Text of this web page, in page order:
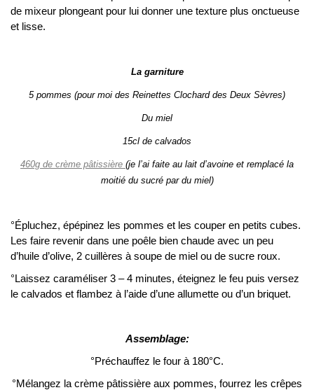
de mixeur plongeant pour lui donner une texture plus onctueuse
et lisse.
La garniture
5 pommes (pour moi des Reinettes Clochard des Deux Sèvres)
Du miel
15cl de calvados
460g de crème pâtissière (je l’ai faite au lait d’avoine et remplacé la
moitié du sucré par du miel)
°Épluchez, épépinez les pommes et les couper en petits cubes.
Les faire revenir dans une poêle bien chaude avec un peu
d’huile d’olive, 2 cuillères à soupe de miel ou de sucre roux.
°Laissez caraméliser 3 – 4 minutes, éteignez le feu puis versez
le calvados et flambez à l’aide d’une allumette ou d’un briquet.
Assemblage:
°Préchauffez le four à 180°C.
°Mélangez la crème pâtissière aux pommes, fourrez les crêpes